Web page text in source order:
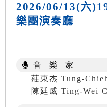
2026/06/13(六
樂團演奏廳
音 樂 家
莊東杰 Tung-
陳廷威 Ting-Wei